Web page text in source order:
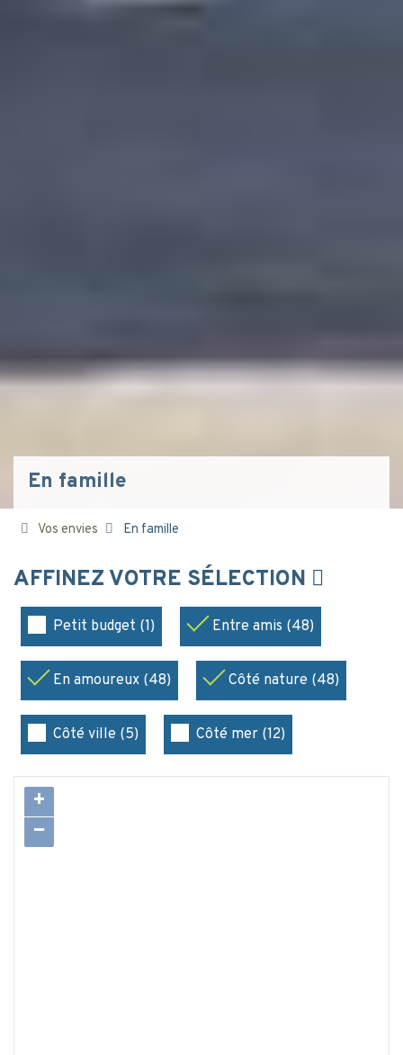
En famille
Vos envies En famille
AFFINEZ VOTRE SÉLECTION
Petit budget (1) Entre amis (48)
En amoureux (48) Côté nature (48)
Côté ville (5) Côté mer (12)
+
−